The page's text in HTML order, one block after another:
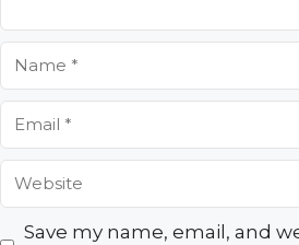
Name
Email
Website
Save my name, email, and